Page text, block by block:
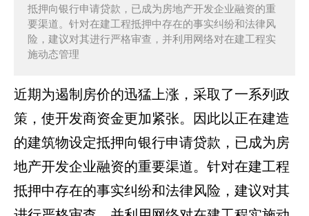
抵押向银行申请贷款，已成为房地产开发企业融资的重
要渠道。针对在建工程抵押中存在的事实纠纷和法律风
险，建议对其进行严格审查，并利用网络对在建工程实
施动态管理
近期为遏制房价的迅猛上涨，采取了一系列政
策，使开发商资金更加紧张。因此以正在建造
的建筑物设定抵押向银行申请贷款，已成为房
地产开发企业融资的重要渠道。针对在建工程
抵押中存在的事实纠纷和法律风险，建议对其